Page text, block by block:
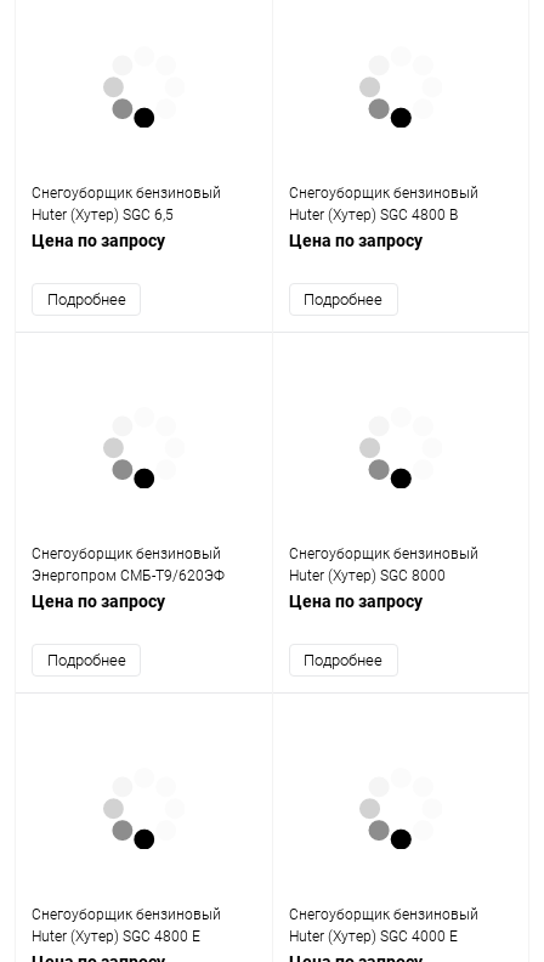
Снегоуборщик бензиновый
Huter (Хутер) SGC 6,5
Цена по запросу
Подробнее
Снегоуборщик бензиновый
Huter (Хутер) SGC 4800 B
(стартер с АКБ)
Цена по запросу
Подробнее
Снегоуборщик бензиновый
Энергопром СМБ-Т9/620ЭФ
Цена по запросу
Подробнее
Снегоуборщик бензиновый
Huter (Хутер) SGC 8000
Цена по запросу
Подробнее
Снегоуборщик бензиновый
Huter (Хутер) SGC 4800 Е
(стартер от 220)
Снегоуборщик бензиновый
Huter (Хутер) SGC 4000 Е
(стартер от 220)